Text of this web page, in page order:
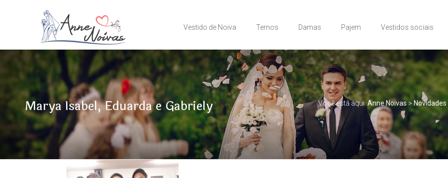
Vestido de Noiva Ternos Damas Pajem Vestidos sociais
Marya Isabel, Eduarda e Gabriely Você está aqui:Anne Noivas> Novidades